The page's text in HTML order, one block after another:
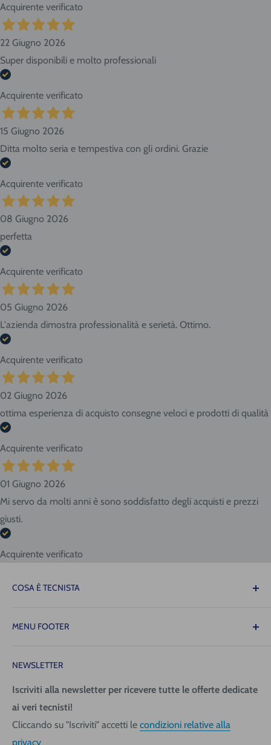
Acquirente verificato
22 Giugno 2026
Super disponibili e molto professionali
Acquirente verificato
15 Giugno 2026
Ditta molto seria e tempestiva con gli ordini. Grazie
Acquirente verificato
08 Giugno 2026
perfetta
Acquirente verificato
05 Giugno 2026
L'azienda dimostra professionalità e serietà. Ottimo.
Acquirente verificato
02 Giugno 2026
ottima esperienza di acquisto consegne veloci e prodotti di qualità
Acquirente verificato
01 Giugno 2026
Mi servo da molti anni è sono soddisfatto degli acquisti e prezzi
giusti.
Acquirente verificato
COSA È TECNISTA
attrezzature necessarie per il tuo lavoro saranno sempre
operare con precisione, fluidità e senza intoppi!
33058 San Giorgio di Nogaro (UD)
MENU FOOTER
Spedizione (costi e tempi)
Pagamenti
Richiedi fattura
Informativa Privacy
NEWSLETTER
Iscriviti alla newsletter per ricevere tutte le offerte dedicate
ai veri tecnisti!
Cliccando su "Iscriviti" accetti le condizioni relative alla
privacy